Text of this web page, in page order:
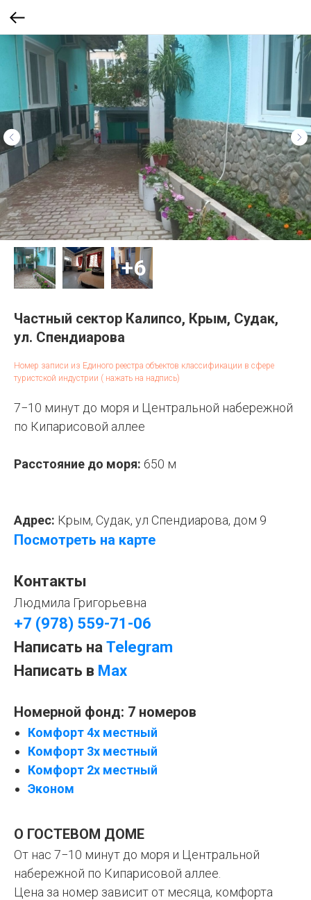
Частный сектор Калипсо, Крым, Судак,
ул. Спендиарова
Номер записи из Единого реестра объектов классификации в сфере
туристской индустрии ( нажать на надпись)
7−10 минут до моря и Центральной набережной
по Кипарисовой аллее
Расстояние до моря: 650 м
Адрес: Крым, Судак, ул Спендиарова, дом 9
Посмотреть на карте
Контакты
Людмила Григорьевна
+7 (978) 559-71-06
Написать на Telegram
Написать в Max
Номерной фонд: 7 номеров
Комфорт 4х местный
Комфорт 3х местный
Комфорт 2х местный
Эконом
О ГОСТЕВОМ ДОМЕ
От нас 7−10 минут до моря и Центральной
набережной по Кипарисовой аллее.
Цена за номер зависит от месяца, комфорта